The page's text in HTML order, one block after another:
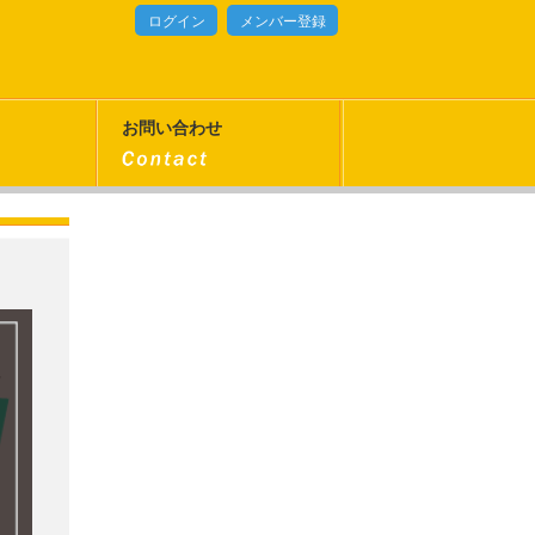
ログイン メンバー登録
お問い合わせ